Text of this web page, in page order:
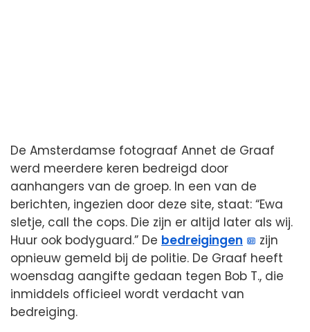
De Amsterdamse fotograaf Annet de Graaf
werd meerdere keren bedreigd door
aanhangers van de groep. In een van de
berichten, ingezien door deze site, staat: “Ewa
sletje, call the cops. Die zijn er altijd later als wij.
Huur ook bodyguard.” De bedreigingen
zijn
opnieuw gemeld bij de politie. De Graaf heeft
woensdag aangifte gedaan tegen Bob T., die
inmiddels officieel wordt verdacht van
bedreiging.